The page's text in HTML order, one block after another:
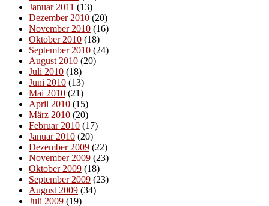
Januar 2011 (13)
Dezember 2010 (20)
November 2010 (16)
Oktober 2010 (18)
September 2010 (24)
August 2010 (20)
Juli 2010 (18)
Juni 2010 (13)
Mai 2010 (21)
April 2010 (15)
März 2010 (20)
Februar 2010 (17)
Januar 2010 (20)
Dezember 2009 (22)
November 2009 (23)
Oktober 2009 (18)
September 2009 (23)
August 2009 (34)
Juli 2009 (19)